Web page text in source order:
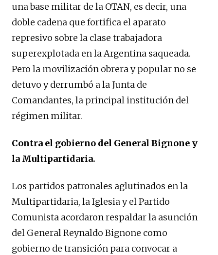
una base militar de la OTAN, es decir, una
doble cadena que fortifica el aparato
represivo sobre la clase trabajadora
superexplotada en la Argentina saqueada.
Pero la movilización obrera y popular no se
detuvo y derrumbó a la Junta de
Comandantes, la principal institución del
régimen militar.
Contra el gobierno del General Bignone y
la Multipartidaria.
Los partidos patronales aglutinados en la
Multipartidaria, la Iglesia y el Partido
Comunista acordaron respaldar la asunción
del General Reynaldo Bignone como
gobierno de transición para convocar a